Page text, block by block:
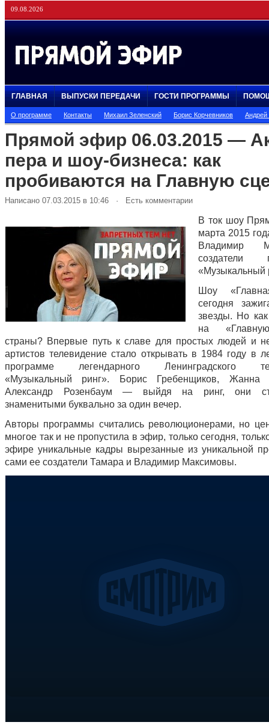
09.08.2026
ГЛАВНАЯ ВЫПУСКИ ПЕРЕДАЧИ ГОСТИ ПРОГРАММЫ
О программе Контакты Михаил Зеленский Борис Корчевников
Прямой эфир 06.03.2015 —
пера и шоу-бизнеса: как
пробиваются на Главную
Написано 07.03.2015 в 10:46 · Есть комментарии
В ток шоу
марта 2015
Владимир
создатели
«Музыкальный
Шоу
сегодня
звезды. Но
на
страны? Впервые путь к славе для простых людей и
артистов телевидение стало открывать в 1984 году в
программе легендарного Ленинградского
«Музыкальный ринг». Борис Гребенщиков, Жанна
Александр Розенбаум — выйдя на ринг, они
знаменитыми буквально за один вечер.
Авторы программы считались революционерами, но
многое так и не пропустила в эфир, только сегодня,
эфире уникальные кадры вырезанные из уникальной
сами ее создатели Тамара и Владимир Максимовы.